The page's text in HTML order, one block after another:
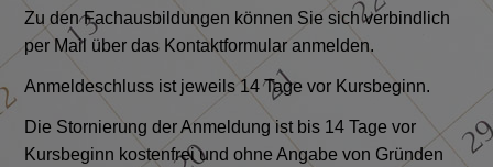
Zu den Fachausbildungen können Sie sich verbindlich
per Mail über das Kontaktformular anmelden.
Anmeldeschluss ist jeweils 14 Tage vor Kursbeginn.
Die Stornierung der Anmeldung ist bis 14 Tage vor
Kursbeginn kostenfrei und ohne Angabe von Gründen